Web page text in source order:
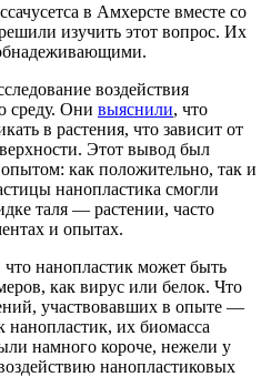
в Амхерсте вместе со
изучить этот вопрос. Их
воздействия
среду. Они выяснили, что
в растения, что зависит от
Этот вывод был
как положительно, так и
нанопластика смогли
таля — растении, часто
и опытах.
нанопластик может быть
как вирус или белок. Что
участвовавших в опыте —
нанопластик, их биомасса
намного короче, нежели у
нанопластиковых